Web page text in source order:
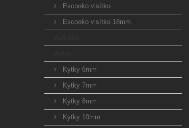
Escooko visítko
Escooko visítko 18mm
Kytky 6mm
Kytky 7mm
Kytky 8mm
Kytky 10mm